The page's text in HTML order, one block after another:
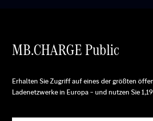
MB.CHARGE Public
Erhalten Sie Zugriff auf eines der größten
Ladenetzwerke in Europa – und nutzen Sie